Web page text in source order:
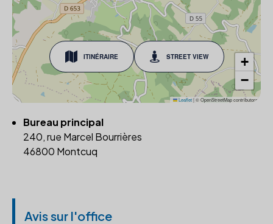
ITINÉRAIRE STREET VIEW
+
−
Leaflet|© OpenStreetMap contributors
Bureau principal
240, rue Marcel Bourrières
46800 Montcuq
Avis sur l'office